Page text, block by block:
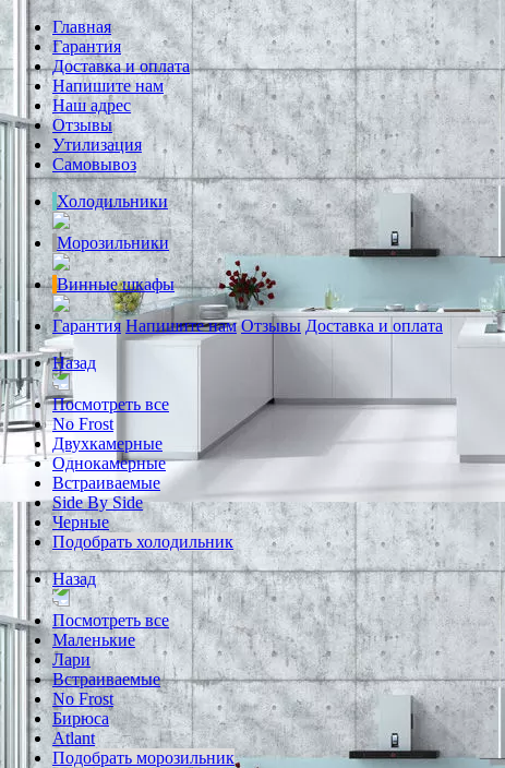
Главная
Гарантия
Доставка и оплата
Напишите нам
Наш адрес
Отзывы
Утилизация
Самовывоз
Холодильники
Морозильники
Винные шкафы
Гарантия Напишите нам Отзывы Доставка и оплата
Назад
Посмотреть все
No Frost
Двухкамерные
Однокамерные
Встраиваемые
Side By Side
Черные
Подобрать холодильник
Назад
Посмотреть все
Маленькие
Лари
Встраиваемые
No Frost
Бирюса
Atlant
Подобрать морозильник